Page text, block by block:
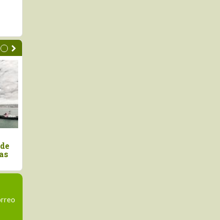
amazónica, el
que demuestra que el
en pie también